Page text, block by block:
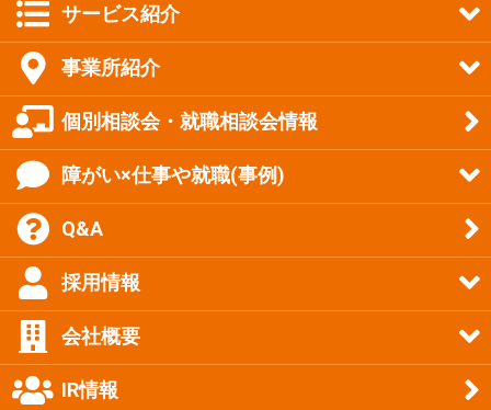
サービス紹介
事業所紹介
個別相談会・就職相談会情報
障がい×仕事や就職(事例)
Q&A
採用情報
会社概要
IR情報